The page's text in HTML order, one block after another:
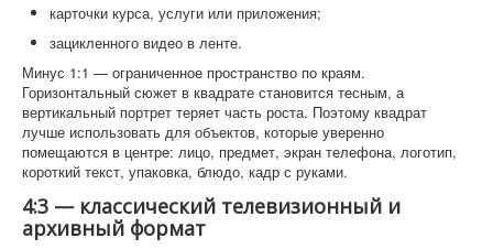
карточки курса, услуги или приложения;
зацикленного видео в ленте.
Минус 1:1 — ограниченное пространство по краям.
Горизонтальный сюжет в квадрате становится тесным, а
вертикальный портрет теряет часть роста. Поэтому квадрат
лучше использовать для объектов, которые уверенно
помещаются в центре: лицо, предмет, экран телефона, логотип,
короткий текст, упаковка, блюдо, кадр с руками.
4:3 — классический телевизионный и
архивный формат